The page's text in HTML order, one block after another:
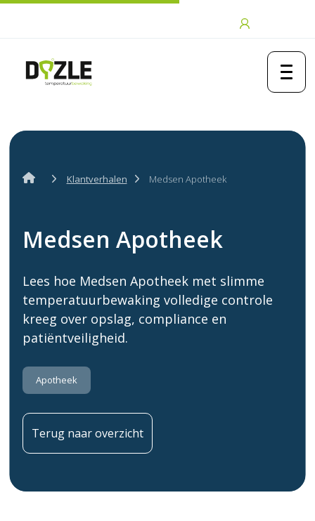
Klantverhalen Medsen Apotheek
Medsen Apotheek
Lees hoe Medsen Apotheek met slimme
temperatuurbewaking volledige controle
kreeg over opslag, compliance en
patiëntveiligheid.
Apotheek
Terug naar overzicht